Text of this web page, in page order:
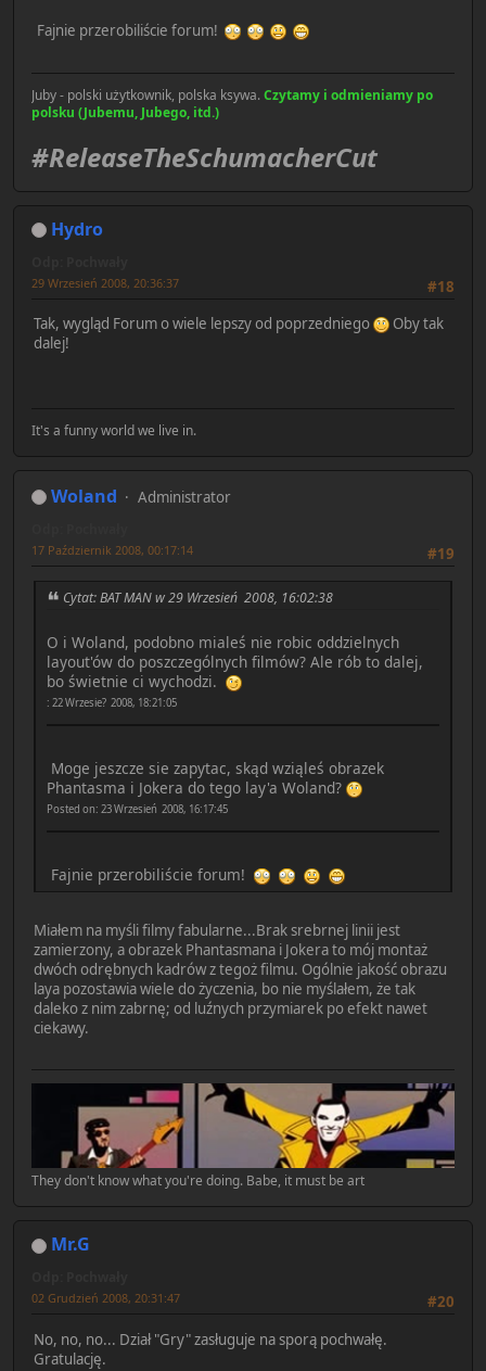
Fajnie przerobiliście forum!
Juby - polski użytkownik, polska ksywa.Czytamy i odmieniamy po
polsku (Jubemu, Jubego, itd.)
#ReleaseTheSchumacherCut
Hydro
#18
29 Wrzesień 2008, 20:36:37
Tak, wygląd Forum o wiele lepszy od poprzedniego
Oby tak
dalej!
It's a funny world we live in.
Woland Administrator
#19
17 Październik 2008, 00:17:14
Cytat: BAT MAN w 29 Wrzesień 2008, 16:02:38
O i Woland, podobno mialeś nie robic oddzielnych
layout'ów do poszczególnych filmów? Ale rób to dalej,
bo świetnie ci wychodzi.
: 22 Wrzesie? 2008, 18:21:05
Moge jeszcze sie zapytac, skąd wziąleś obrazek
Phantasma i Jokera do tego lay'a Woland?
Posted on: 23 Wrzesień 2008, 16:17:45
Fajnie przerobiliście forum!
Miałem na myśli filmy fabularne...Brak srebrnej linii jest
zamierzony, a obrazek Phantasmana i Jokera to mój montaż
dwóch odrębnych kadrów z tegoż filmu. Ogólnie jakość obrazu
laya pozostawia wiele do życzenia, bo nie myślałem, że tak
daleko z nim zabrnę; od luźnych przymiarek po efekt nawet
ciekawy.
They don't know what you're doing. Babe, it must be art
Mr.G
#20
02 Grudzień 2008, 20:31:47
No, no, no... Dział "Gry" zasługuje na sporą pochwałę.
Gratulację.